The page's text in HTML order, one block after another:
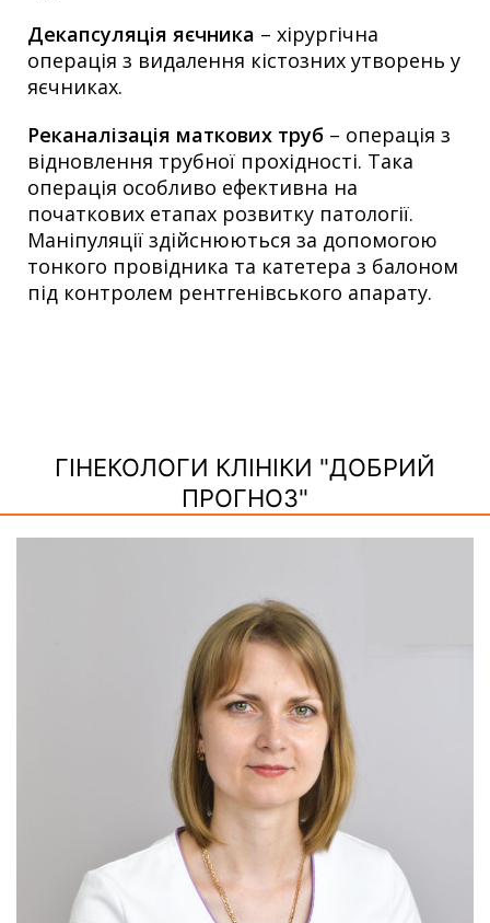
Декапсуляція яєчника – хірургічна
операція з видалення кістозних утворень у
яєчниках.
Реканалізація маткових труб – операція з
відновлення трубної прохідності. Така
операція особливо ефективна на
початкових етапах розвитку патології.
Маніпуляції здійснюються за допомогою
тонкого провідника та катетера з балоном
під контролем рентгенівського апарату.
ГІНЕКОЛОГИ КЛІНІКИ "ДОБРИЙ
ПРОГНОЗ"